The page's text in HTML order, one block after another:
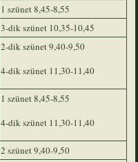
1 szünet 8,45-8,55
3-dik szünet 10,35-10,45
2-dik szünet 9,40-9,50
4-dik szünet 11,30-11,40
1 szünet 8,45-8,55
4-dik szünet 11,30-11,40
2 szünet 9,40-9,50